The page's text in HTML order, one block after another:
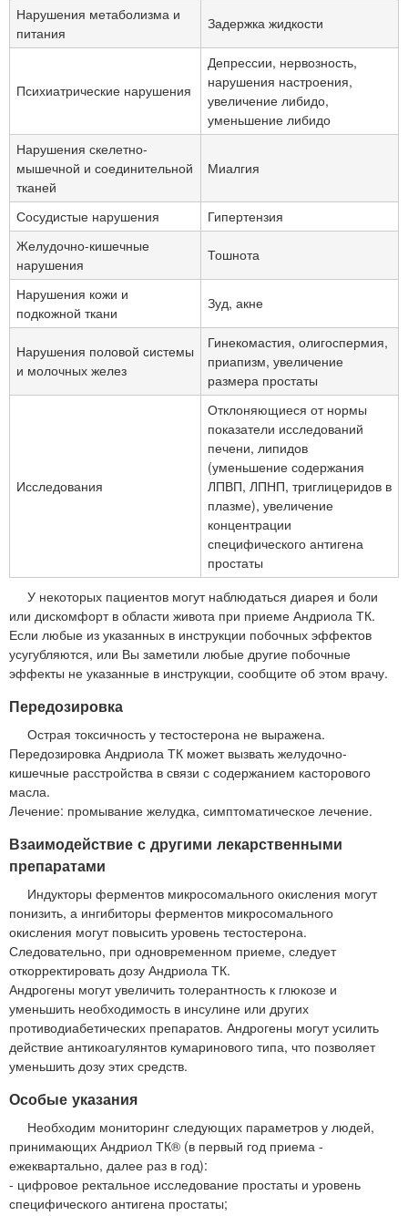
Нарушения метаболизма и
питания
Задержка жидкости
Психиатрические нарушения
Депрессии, нервозность,
нарушения настроения,
увеличение либидо,
уменьшение либидо
Нарушения скелетно-
мышечной и соединительной
тканей
Миалгия
Сосудистые нарушения
Гипертензия
Желудочно-кишечные
нарушения
Тошнота
Нарушения кожи и
подкожной ткани
Зуд, акне
Нарушения половой системы
и молочных желез
Гинекомастия, олигоспермия,
приапизм, увеличение
размера простаты
Исследования
Отклоняющиеся от нормы
показатели исследований
печени, липидов
(уменьшение содержания
ЛПВП, ЛПНП, триглицеридов в
плазме), увеличение
концентрации
специфического антигена
простаты
У некоторых пациентов могут наблюдаться диарея и боли
или дискомфорт в области живота при приеме Андриола ТК.
Если любые из указанных в инструкции побочных эффектов
усугубляются, или Вы заметили любые другие побочные
эффекты не указанные в инструкции, сообщите об этом врачу.
Передозировка
Острая токсичность у тестостерона не выражена.
Передозировка Андриола ТК может вызвать желудочно-
кишечные расстройства в связи с содержанием касторового
масла.
Лечение: промывание желудка, симптоматическое лечение.
Взаимодействие с другими лекарственными
препаратами
Индукторы ферментов микросомального окисления могут
понизить, а ингибиторы ферментов микросомального
окисления могут повысить уровень тестостерона.
Следовательно, при одновременном приеме, следует
откорректировать дозу Андриола ТК.
Андрогены могут увеличить толерантность к глюкозе и
уменьшить необходимость в инсулине или других
противодиабетических препаратов. Андрогены могут усилить
действие антикоагулянтов кумаринового типа, что позволяет
уменьшить дозу этих средств.
Особые указания
Необходим мониторинг следующих параметров у людей,
принимающих Андриол ТК® (в первый год приема -
ежеквартально, далее раз в год):
- цифровое ректальное исследование простаты и уровень
специфического антигена простаты;